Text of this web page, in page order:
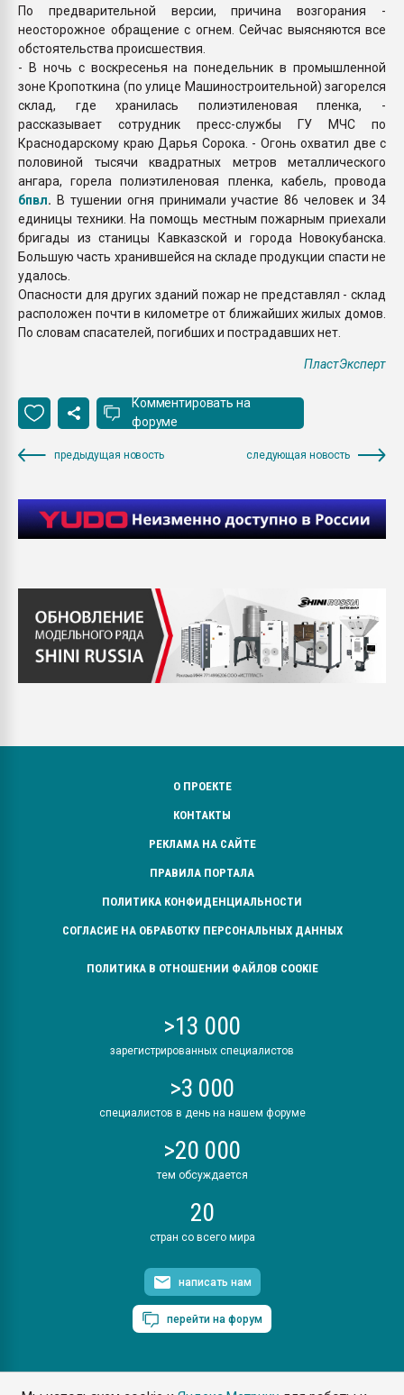
По предварительной версии, причина возгорания -
неосторожное обращение с огнем. Сейчас выясняются все
обстоятельства происшествия.
- В ночь с воскресенья на понедельник в промышленной
зоне Кропоткина (по улице Машиностроительной) загорелся
склад, где хранилась полиэтиленовая пленка, -
рассказывает сотрудник пресс-службы ГУ МЧС по
Краснодарскому краю Дарья Сорока. - Огонь охватил две с
половиной тысячи квадратных метров металлического
ангара, горела полиэтиленовая пленка, кабель, провода
бпвл. В тушении огня принимали участие 86 человек и 34
единицы техники. На помощь местным пожарным приехали
бригады из станицы Кавказской и города Новокубанска.
Большую часть хранившейся на складе продукции спасти не
удалось.
Опасности для других зданий пожар не представлял - склад
расположен почти в километре от ближайших жилых домов.
По словам спасателей, погибших и пострадавших нет.
ПластЭксперт
Комментировать на
форуме
предыдущая новость следующая новость
О ПРОЕКТЕ
КОНТАКТЫ
РЕКЛАМА НА САЙТЕ
ПРАВИЛА ПОРТАЛА
ПОЛИТИКА КОНФИДЕНЦИАЛЬНОСТИ
СОГЛАСИЕ НА ОБРАБОТКУ ПЕРСОНАЛЬНЫХ ДАННЫХ
ПОЛИТИКА В ОТНОШЕНИИ ФАЙЛОВ COOKIE
>13 000
зарегистрированных специалистов
>3 000
специалистов в день на нашем форуме
>20 000
тем обсуждается
20
стран со всего мира
написать нам
перейти на форум